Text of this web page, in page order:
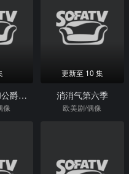
斯嘉丽小姐和公爵第四季
像
更新至 10 集
消消气第六季
欧美剧/偶像